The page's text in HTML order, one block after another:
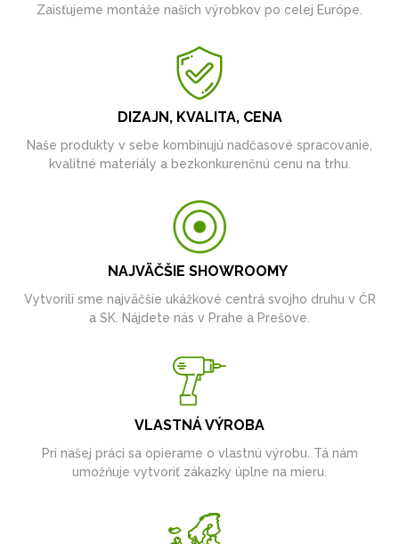
Zaisťujeme montáže našich výrobkov po celej Európe.
DIZAJN, KVALITA, CENA
Naše produkty v sebe kombinujú nadčasové spracovanie,
kvalitné materiály a bezkonkurenčnú cenu na trhu.
NAJVÄČŠIE SHOWROOMY
Vytvorili sme najväčšie ukážkové centrá svojho druhu v ČR
a SK. Nájdete nás v Prahe a Prešove.
VLASTNÁ VÝROBA
Pri našej práci sa opierame o vlastnú výrobu. Tá nám
umožňuje vytvoriť zákazky úplne na mieru.